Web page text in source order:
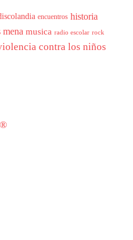
encuentros historia
musica radio escolar rock